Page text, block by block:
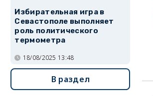
Избирательная игра в
Севастополе выполняет
роль политического
термометра
18/08/2025 13:48
В раздел